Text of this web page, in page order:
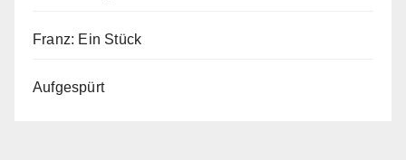
Franz: Ein Stück
Aufgespürt